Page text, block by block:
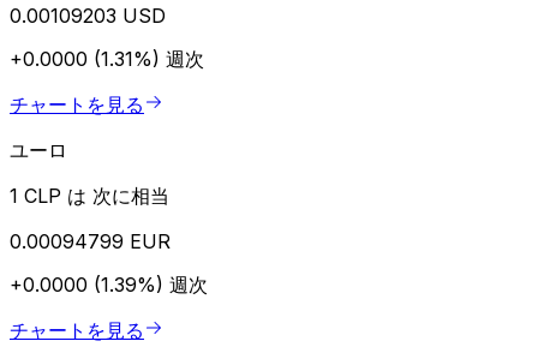
0.00109203 USD
+0.0000 (1.31%) 週次
チャートを見る
ユーロ
1 CLP は 次に相当
0.00094799 EUR
+0.0000 (1.39%) 週次
チャートを見る